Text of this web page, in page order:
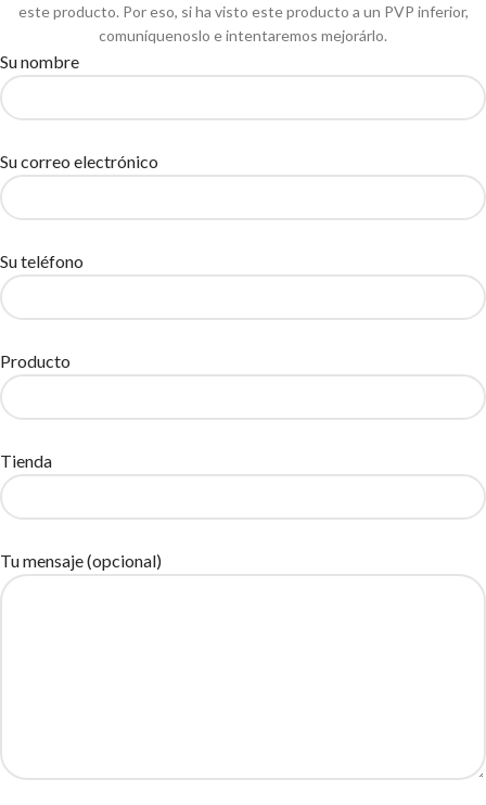
este producto. Por eso, si ha visto este producto a un PVP inferior,
comuníquenoslo e intentaremos mejorárlo.
Su nombre
Su correo electrónico
Su teléfono
Producto
Tienda
Tu mensaje (opcional)